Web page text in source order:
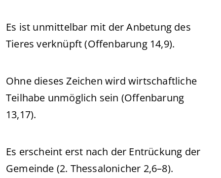
Es ist unmittelbar mit der Anbetung des
Tieres verknüpft (Offenbarung 14,9).
Ohne dieses Zeichen wird wirtschaftliche
Teilhabe unmöglich sein (Offenbarung
13,17).
Es erscheint erst nach der Entrückung der
Gemeinde (2. Thessalonicher 2,6–8).